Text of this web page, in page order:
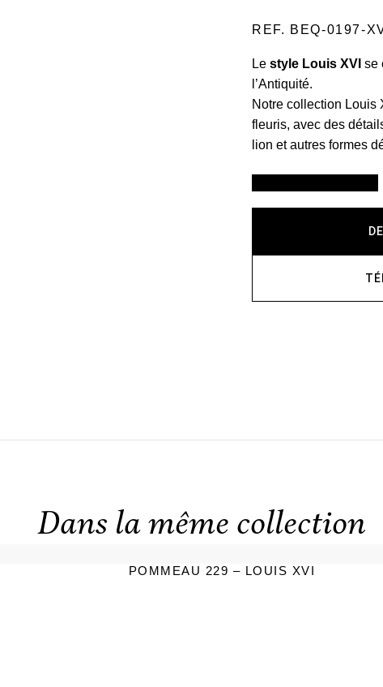
REF. BEQ-0197-
Lestyle Louis XVI se
l’Antiquité.
Notre collection Louis
fleuris, avec des
lion et autres formes
Dans la même collection
POMMEAU 229 – LOUIS XVI